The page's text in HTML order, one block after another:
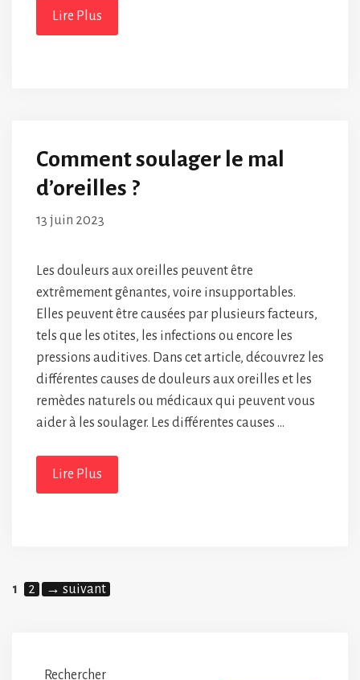
Lire Plus
Comment soulager le mal
d’oreilles ?
13 juin 2023
Les douleurs aux oreilles peuvent être
extrêmement gênantes, voire insupportables.
Elles peuvent être causées par plusieurs facteurs,
tels que les otites, les infections ou encore les
pressions auditives. Dans cet article, découvrez les
différentes causes de douleurs aux oreilles et les
remèdes naturels ou médicaux qui peuvent vous
aider à les soulager. Les différentes causes …
Lire Plus
Page
1 Page
2 → suivant
Rechercher